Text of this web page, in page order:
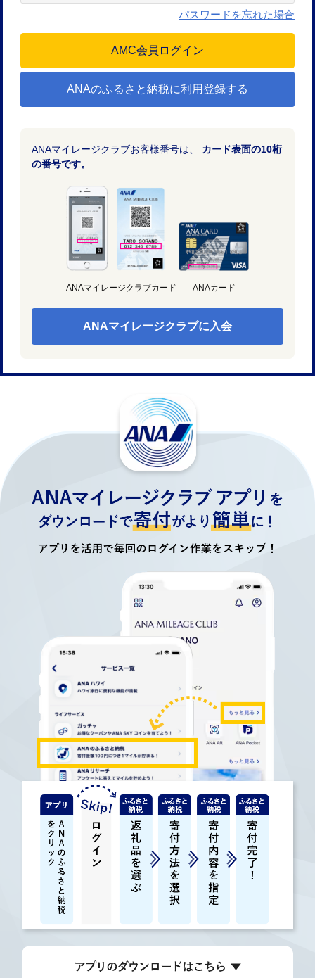
パスワードを忘れた場合
ANAのふるさと納税に利用登録する
ANAマイレージクラブお客様番号は、 カード表面の10桁
の番号です。
ANAマイレージクラブカード ANAカード
ANAマイレージクラブに入会